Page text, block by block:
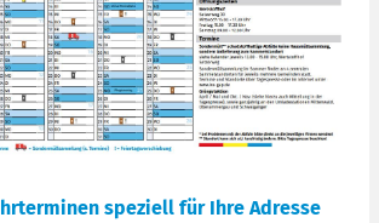
speziell für Ihre Adresse